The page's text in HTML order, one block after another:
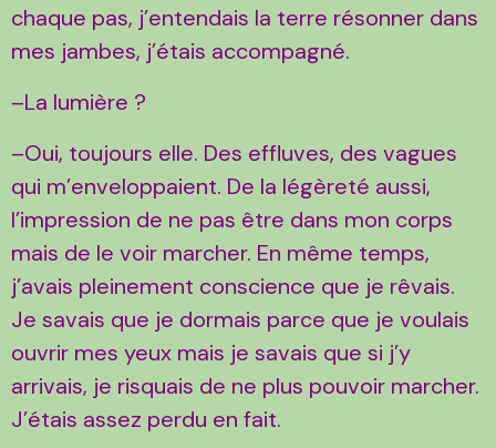
chaque pas, j’entendais la terre résonner dans
mes jambes, j’étais accompagné.
–La lumière ?
–Oui, toujours elle. Des effluves, des vagues
qui m’enveloppaient. De la légèreté aussi,
l’impression de ne pas être dans mon corps
mais de le voir marcher. En même temps,
j’avais pleinement conscience que je rêvais.
Je savais que je dormais parce que je voulais
ouvrir mes yeux mais je savais que si j’y
arrivais, je risquais de ne plus pouvoir marcher.
J’étais assez perdu en fait.